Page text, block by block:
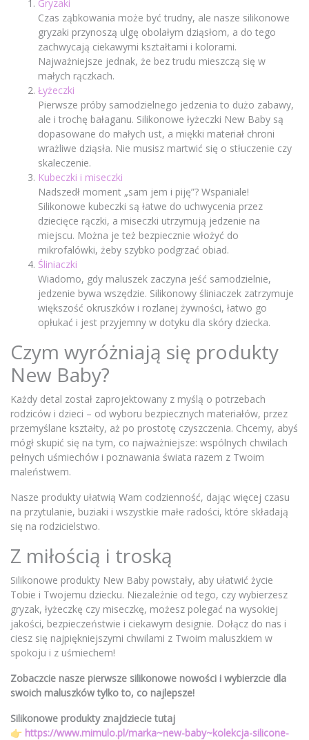
Gryzaki
Czas ząbkowania może być trudny, ale nasze silikonowe
gryzaki przynoszą ulgę obolałym dziąsłom, a do tego
zachwycają ciekawymi kształtami i kolorami.
Najważniejsze jednak, że bez trudu mieszczą się w
małych rączkach.
Łyżeczki
Pierwsze próby samodzielnego jedzenia to dużo zabawy,
ale i trochę bałaganu. Silikonowe łyżeczki New Baby są
dopasowane do małych ust, a miękki materiał chroni
wrażliwe dziąsła. Nie musisz martwić się o stłuczenie czy
skaleczenie.
Kubeczki i miseczki
Nadszedł moment „sam jem i piję”? Wspaniale!
Silikonowe kubeczki są łatwe do uchwycenia przez
dziecięce rączki, a miseczki utrzymują jedzenie na
miejscu. Można je też bezpiecznie włożyć do
mikrofalówki, żeby szybko podgrzać obiad.
Śliniaczki
Wiadomo, gdy maluszek zaczyna jeść samodzielnie,
jedzenie bywa wszędzie. Silikonowy śliniaczek zatrzymuje
większość okruszków i rozlanej żywności, łatwo go
opłukać i jest przyjemny w dotyku dla skóry dziecka.
Czym wyróżniają się produkty
New Baby?
Każdy detal został zaprojektowany z myślą o potrzebach
rodziców i dzieci – od wyboru bezpiecznych materiałów, przez
przemyślane kształty, aż po prostotę czyszczenia. Chcemy, abyś
mógł skupić się na tym, co najważniejsze: wspólnych chwilach
pełnych uśmiechów i poznawania świata razem z Twoim
maleństwem.
Nasze produkty ułatwią Wam codzienność, dając więcej czasu
na przytulanie, buziaki i wszystkie małe radości, które składają
się na rodzicielstwo.
Z miłością i troską
Silikonowe produkty New Baby powstały, aby ułatwić życie
Tobie i Twojemu dziecku. Niezależnie od tego, czy wybierzesz
gryzak, łyżeczkę czy miseczkę, możesz polegać na wysokiej
jakości, bezpieczeństwie i ciekawym designie. Dołącz do nas i
ciesz się najpiękniejszymi chwilami z Twoim maluszkiem w
spokoju i z uśmiechem!
Zobaczcie nasze pierwsze silikonowe nowości i wybierzcie dla
swoich maluszków tylko to, co najlepsze!
Silikonowe produkty znajdziecie tutaj
👉 https://www.mimulo.pl/marka~new-baby~kolekcja-silicone-